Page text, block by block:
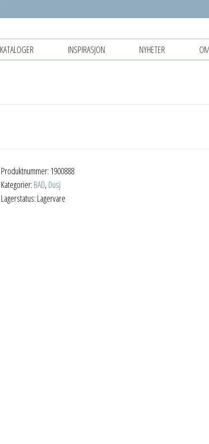
KATALOGER INSPIRASJON NYHETER
Produktnummer: 1900888
Kategorier: BAD, Dusj
Lagerstatus: Lagervare